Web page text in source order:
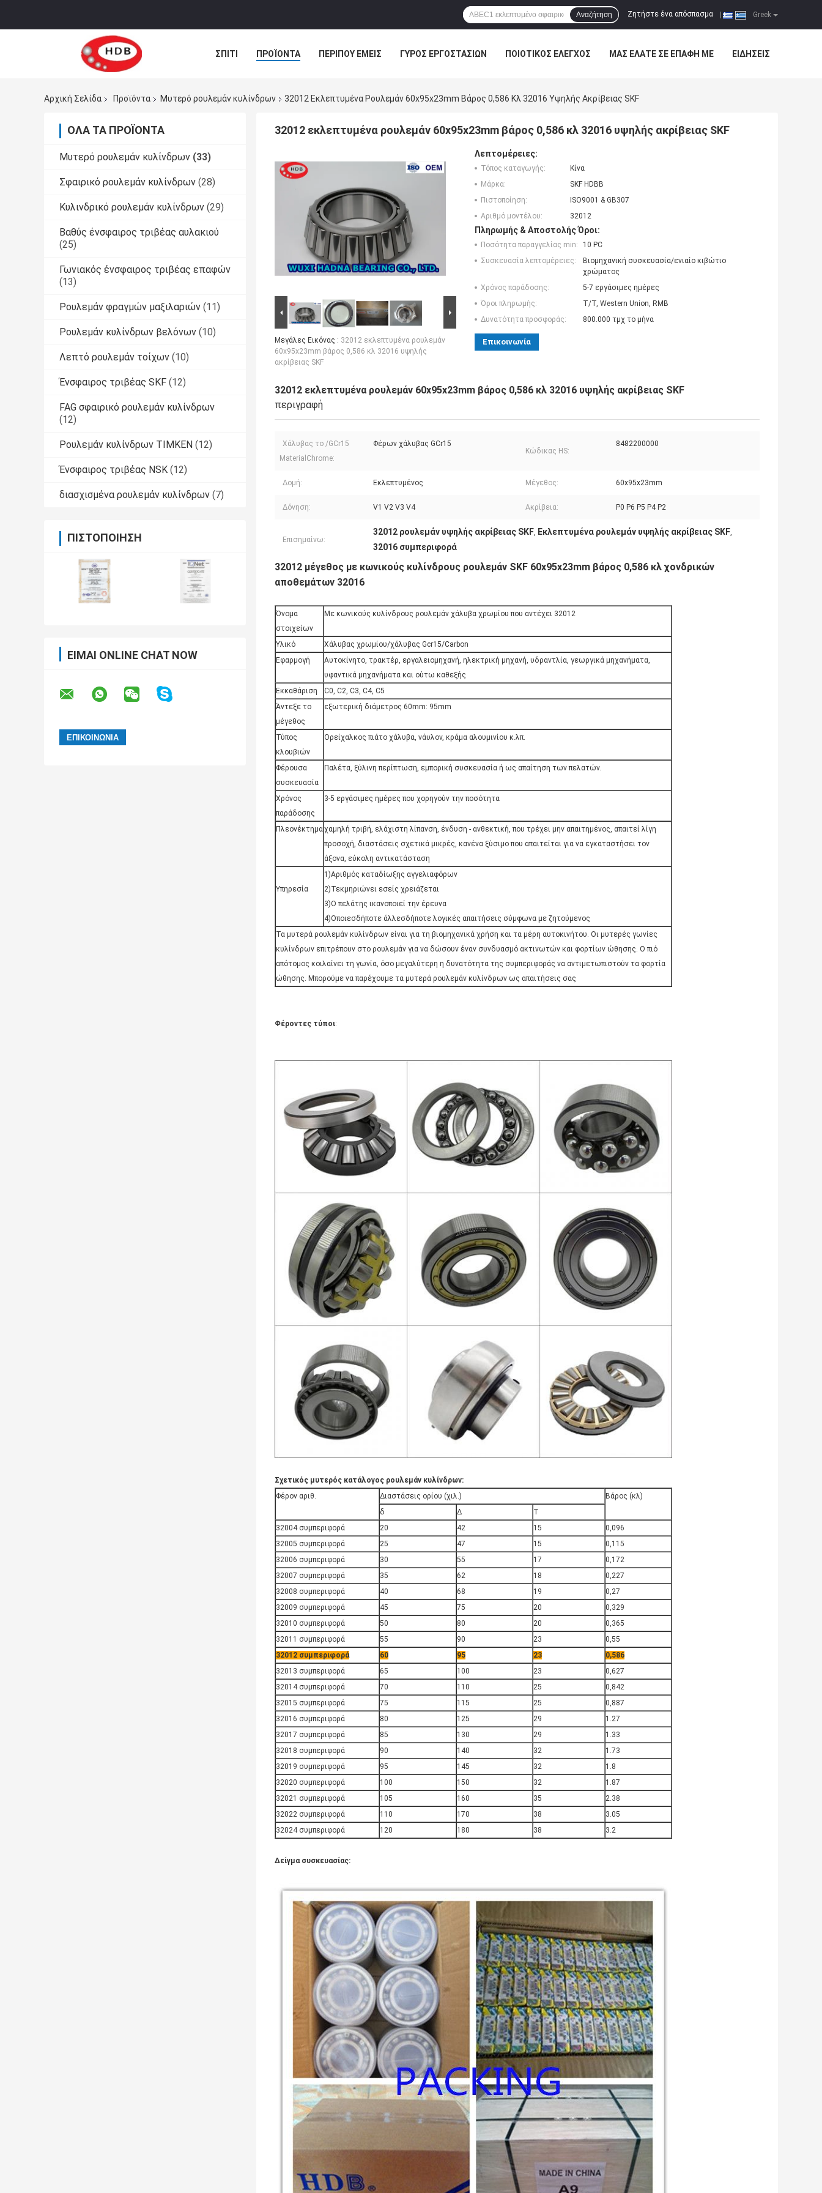
Greek
Ζητήστε ένα απόσπασμα
Αναζήτηση
ΣΠΊΤΙ ΠΡΟΪΌΝΤΑ ΠΕΡΊΠΟΥ ΕΜΕΊΣ ΓΎΡΟΣ ΕΡΓΟΣΤΑΣΊΩΝ ΠΟΙΟΤΙΚΌΣ ΈΛΕΓΧΟΣ ΜΑΣ ΕΛΆΤΕ ΣΕ ΕΠΑΦΉ ΜΕ ΕΙΔΉΣΕΙΣ
Αρχική Σελίδα
Προϊόντα Μυτερό ρουλεμάν κυλίνδρων 32012 Εκλεπτυμένα Ρουλεμάν 60x95x23mm Βάρος 0,586 Κλ 32016 Υψηλής Ακρίβειας SKF
ΌΛΑ ΤΑ ΠΡΟΪΌΝΤΑ
Μυτερό ρουλεμάν κυλίνδρων (33)
Σφαιρικό ρουλεμάν κυλίνδρων (28)
Κυλινδρικό ρουλεμάν κυλίνδρων (29)
Βαθύς ένσφαιρος τριβέας αυλακιού
(25)
Γωνιακός ένσφαιρος τριβέας επαφών
(13)
Ρουλεμάν φραγμών μαξιλαριών (11)
Ρουλεμάν κυλίνδρων βελόνων (10)
Λεπτό ρουλεμάν τοίχων (10)
Ένσφαιρος τριβέας SKF (12)
FAG σφαιρικό ρουλεμάν κυλίνδρων
(12)
Ρουλεμάν κυλίνδρων TIMKEN (12)
Ένσφαιρος τριβέας NSK (12)
διασχισμένα ρουλεμάν κυλίνδρων (7)
ΠΙΣΤΟΠΟΊΗΣΗ
ΕΊΜΑΙ ONLINE CHAT NOW
32012 εκλεπτυμένα ρουλεμάν 60x95x23mm βάρος 0,586 κλ 32016 υψηλής ακρίβειας SKF
Μεγάλες Εικόνας : 32012 εκλεπτυμένα ρουλεμάν
60x95x23mm βάρος 0,586 κλ 32016 υψηλής
ακρίβειας SKF
Λεπτομέρειες:
Τόπος καταγωγής:
Κίνα
Μάρκα:
SKF HDBB
Πιστοποίηση:
ISO9001 & GB307
Αριθμό μοντέλου:
32012
Πληρωμής & Αποστολής Όροι:
Ποσότητα παραγγελίας min:
10 PC
Συσκευασία λεπτομέρειες:
Βιομηχανική συσκευασία/ενιαίο κιβώτιο
χρώματος
Χρόνος παράδοσης:
5-7 εργάσιμες ημέρες
Όροι πληρωμής:
T/T, Western Union, RMB
Δυνατότητα προσφοράς:
800.000 τμχ το μήνα
Επικοινωνία
32012 εκλεπτυμένα ρουλεμάν 60x95x23mm βάρος 0,586 κλ 32016 υψηλής ακρίβειας SKF
περιγραφή
Χάλυβας το /GCr15
MaterialChrome:
Φέρων χάλυβας GCr15
Κώδικας HS:
8482200000
Δομή: Εκλεπτυμένος Μέγεθος: 60x95x23mm
Δόνηση: V1 V2 V3 V4 Ακρίβεια: P0 P6 P5 P4 P2
Επισημαίνω:
32012 ρουλεμάν υψηλής ακρίβειας SKF, Εκλεπτυμένα ρουλεμάν υψηλής ακρίβειας SKF,
32016 συμπεριφορά
32012 μέγεθος με κωνικούς κυλίνδρους ρουλεμάν SKF 60x95x23mm βάρος 0,586 κλ χονδρικών
αποθεμάτων 32016
Όνομα
στοιχείων
Με κωνικούς κυλίνδρους ρουλεμάν χάλυβα χρωμίου που αντέχει 32012
Υλικό
Χάλυβας χρωμίου/χάλυβας Gcr15/Carbon
Εφαρμογή
Αυτοκίνητο, τρακτέρ, εργαλειομηχανή, ηλεκτρική μηχανή, υδραντλία, γεωργικά μηχανήματα,
υφαντικά μηχανήματα και ούτω καθεξής
Εκκαθάριση
C0, C2, C3, C4, C5
Άντεξε το
μέγεθος
εξωτερική διάμετρος 60mm: 95mm
Τύπος
κλουβιών
Ορείχαλκος πιάτο χάλυβα, νάυλον, κράμα αλουμινίου κ.λπ.
Φέρουσα
συσκευασία
Παλέτα, ξύλινη περίπτωση, εμπορική συσκευασία ή ως απαίτηση των πελατών.
Χρόνος
παράδοσης
3-5 εργάσιμες ημέρες που χορηγούν την ποσότητα
Πλεονέκτημαχαμηλή τριβή, ελάχιστη λίπανση, ένδυση - ανθεκτική, που τρέχει μην απαιτημένος, απαιτεί λίγη
προσοχή, διαστάσεις σχετικά μικρές, κανένα ξύσιμο που απαιτείται για να εγκαταστήσει τον
άξονα, εύκολη αντικατάσταση
Υπηρεσία
1)Αριθμός καταδίωξης αγγελιαφόρων
2)Τεκμηριώνει εσείς χρειάζεται
3)Ο πελάτης ικανοποιεί την έρευνα
4)Οποιεσδήποτε άλλεσδήποτε λογικές απαιτήσεις σύμφωνα με ζητούμενος
Τα μυτερά ρουλεμάν κυλίνδρων είναι για τη βιομηχανικά χρήση και τα μέρη αυτοκινήτου. Οι μυτερές γωνίες
κυλίνδρων επιτρέπουν στο ρουλεμάν για να δώσουν έναν συνδυασμό ακτινωτών και φορτίων ώθησης. Ο πιό
απότομος κοιλαίνει τη γωνία, όσο μεγαλύτερη η δυνατότητα της συμπεριφοράς να αντιμετωπιστούν τα φορτία
ώθησης. Μπορούμε να παρέχουμε τα μυτερά ρουλεμάν κυλίνδρων ως απαιτήσεις σας
Φέροντες τύποι:
Σχετικός μυτερός κατάλογος ρουλεμάν κυλίνδρων:
Φέρον αριθ.
Διαστάσεις ορίου (χιλ.)
Βάρος (κλ)
δ
Δ
Τ
32004 συμπεριφορά
20 42 15
0,096
32005 συμπεριφορά
25 47 15
0,115
32006 συμπεριφορά
30 55 17
0,172
32007 συμπεριφορά
35 62 18
0,227
32008 συμπεριφορά
40 68 19
0,27
32009 συμπεριφορά
45 75 20
0,329
32010 συμπεριφορά
50 80 20
0,365
32011 συμπεριφορά
55 90 23
0,55
32012 συμπεριφορά
60 95 23
0,586
32013 συμπεριφορά
65 100 23
0,627
32014 συμπεριφορά
70 110 25
0,842
32015 συμπεριφορά
75 115 25
0,887
32016 συμπεριφορά
80 125 29
1.27
32017 συμπεριφορά
85 130 29
1.33
32018 συμπεριφορά
90 140 32
1.73
32019 συμπεριφορά
95 145 32
1.8
32020 συμπεριφορά
100 150 32
1.87
32021 συμπεριφορά
105 160 35
2.38
32022 συμπεριφορά
110 170 38
3.05
32024 συμπεριφορά
120 180 38 3.2
Δείγμα συσκευασίας: